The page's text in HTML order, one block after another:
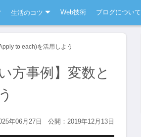
生活のコツ Web技術 ブログについて
to each)を活用しよう
方事例】変数と
年06月27日 公開：2019年12月13日